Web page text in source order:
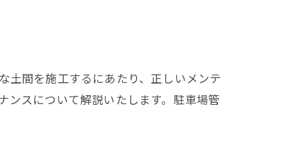
土間を施工するにあたり、正しいメンテ
ンスについて解説いたします。駐車場管